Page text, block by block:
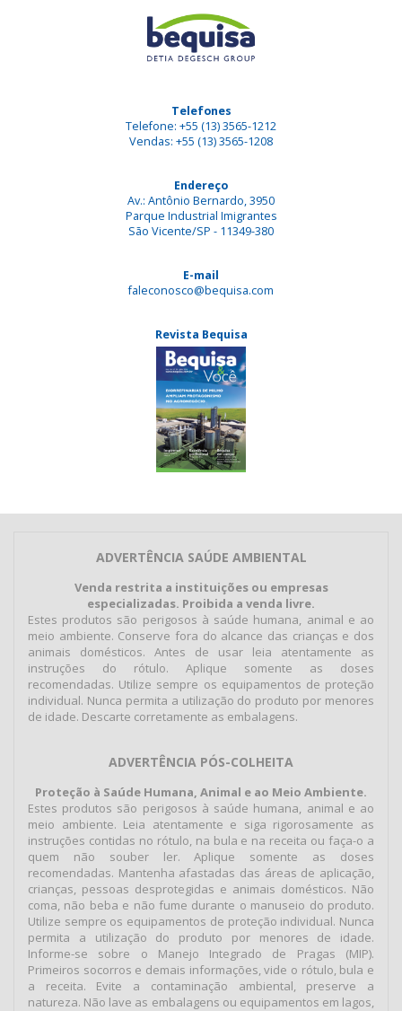
Telefones
Telefone: +55 (13) 3565-1212
Vendas: +55 (13) 3565-1208
Endereço
Av.: Antônio Bernardo, 3950
Parque Industrial Imigrantes
São Vicente/SP - 11349-380
E-mail
faleconosco@bequisa.com
Revista Bequisa
ADVERTÊNCIA SAÚDE AMBIENTAL
Venda restrita a instituições ou empresas
especializadas. Proibida a venda livre.
Estes produtos são perigosos à saúde humana, animal e ao
meio ambiente. Conserve fora do alcance das crianças e dos
animais domésticos. Antes de usar leia atentamente as
instruções do rótulo. Aplique somente as doses
recomendadas. Utilize sempre os equipamentos de proteção
individual. Nunca permita a utilização do produto por menores
de idade. Descarte corretamente as embalagens.
ADVERTÊNCIA PÓS-COLHEITA
Proteção à Saúde Humana, Animal e ao Meio Ambiente.
Estes produtos são perigosos à saúde humana, animal e ao
meio ambiente. Leia atentamente e siga rigorosamente as
instruções contidas no rótulo, na bula e na receita ou faça-o a
quem não souber ler. Aplique somente as doses
recomendadas. Mantenha afastadas das áreas de aplicação,
crianças, pessoas desprotegidas e animais domésticos. Não
coma, não beba e não fume durante o manuseio do produto.
Utilize sempre os equipamentos de proteção individual. Nunca
permita a utilização do produto por menores de idade.
Informe-se sobre o Manejo Integrado de Pragas (MIP).
Primeiros socorros e demais informações, vide o rótulo, bula e
a receita. Evite a contaminação ambiental, preserve a
natureza. Não lave as embalagens ou equipamentos em lagos,